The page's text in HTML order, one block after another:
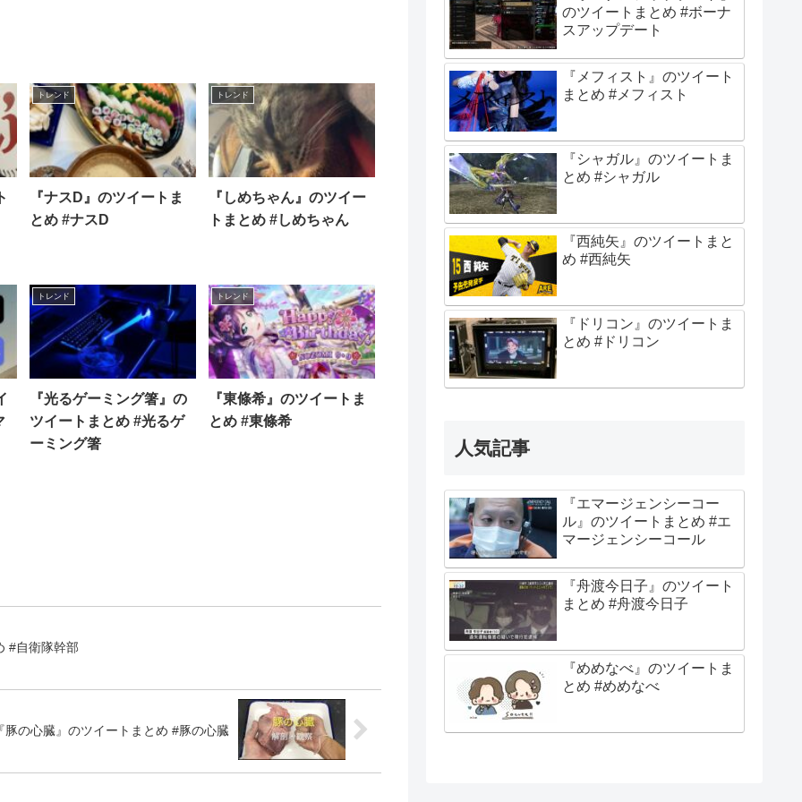
トレンド
『ナスD』のツイートま
とめ #ナスD
トレンド
『しめちゃん』のツイー
トまとめ #しめちゃん
トレンド
『光るゲーミング箸』の
ツイートまとめ #光るゲ
ーミング箸
トレンド
『東條希』のツイートま
とめ #東條希
#自衛隊幹部
豚の心臓』のツイートまとめ #豚の心臓
のツイートまとめ #ボーナ
スアップデート
『メフィスト』のツイート
まとめ #メフィスト
『シャガル』のツイートま
とめ #シャガル
『西純矢』のツイートまと
め #西純矢
『ドリコン』のツイートま
とめ #ドリコン
人気記事
『エマージェンシーコー
ル』のツイートまとめ #エ
マージェンシーコール
『舟渡今日子』のツイート
まとめ #舟渡今日子
『めめなべ』のツイートま
とめ #めめなべ